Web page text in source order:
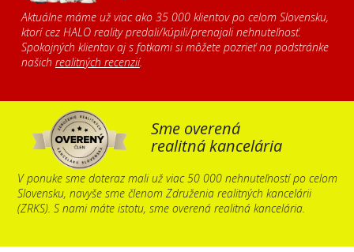
Aktuálne máme už viac ako 35 000 klientov po celom Slovensku,
ktorí cez HALO reality predali/kúpili/prenajali nehnuteľnosť.
Spokojných klientov aj s fotkami si môžete pozrieť na podstránke
našich realitných recenzií.
Sme overená
realitná kancelária
V ponuke sme doteraz mali už viac 50 000 nehnuteľností po celom
Slovensku, navyše sme členom Združenia realitných kancelárii
(ZRKS). S nami máte istotu, sme overená realitná kancelária.